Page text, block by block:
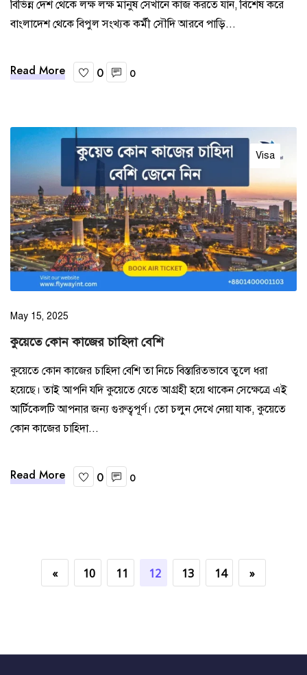
বিভিন্ন দেশ থেকে লক্ষ লক্ষ মানুষ সেখানে কাজ করতে যান, বিশেষ করে
বাংলাদেশ থেকে বিপুল সংখ্যক কর্মী সৌদি আরবে পাড়ি...
Read More 0 0
Visa
May 15, 2025
কুয়েতে কোন কাজের চাহিদা বেশি
কুয়েতে কোন কাজের চাহিদা বেশি তা নিচে বিস্তারিতভাবে তুলে ধরা
হয়েছে। তাই আপনি যদি কুয়েতে যেতে আগ্রহী হয়ে থাকেন সেক্ষেত্রে এই
আর্টিকেলটি আপনার জন্য গুরুত্বপূর্ণ। তো চলুন দেখে নেয়া যাক, কুয়েতে
কোন কাজের চাহিদা...
Read More 0 0
« 10 11 12 13 14 »